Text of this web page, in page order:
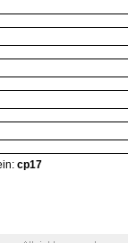
cp17